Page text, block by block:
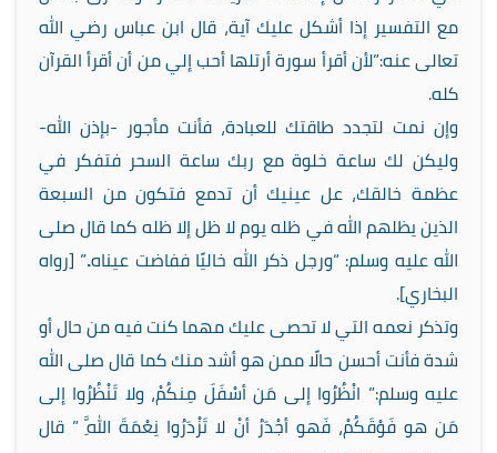
مع التفسير إذا أشكل عليك آية، قال ابن عباس رضي الله
تعالى عنه:”لأن أقرأ سورة أرتلها أحب إلي من أن أقرأ القرآن
كله.
وإن نمت لتجدد طاقتك للعبادة، فأنت مأجور -بإذن الله-
وليكن لك ساعة خلوة مع ربك ساعة السحر فتفكر في
عظمة خالقك، عل عينيك أن تدمع فتكون من السبعة
الذين يظلهم الله في ظله يوم لا ظل إلا ظله كما قال صلى
الله عليه وسلم: “ورجل ذكر الله خاليًا ففاضت عيناه..” [رواه
البخاري].
وتذكر نعمه التي لا تحصى عليك مهما كنت فيه من حال أو
شدة فأنت أحسن حالًا ممن هو أشد منك كما قال صلى الله
عليه وسلم:” انْظُرُوا إلى مَن أسْفَلَ مِنكُمْ، ولا تَنْظُرُوا إلى
مَن هو فَوْقَكُمْ، فَهو أجْدَرُ أنْ لا تَزْدَرُوا نِعْمَةَ اللَّهِ ” قال